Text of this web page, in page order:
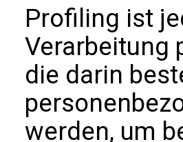
Profiling ist
Verarbeitung
die darin
werden, um